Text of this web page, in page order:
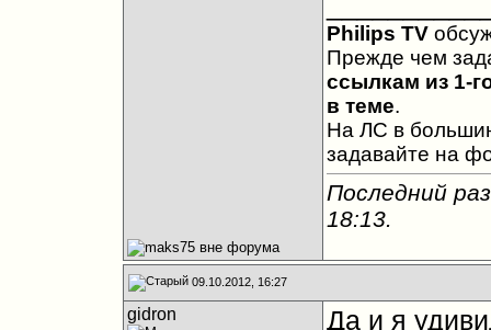
Philips TV
Прежде чем
ссылкам из 1-
в теме.
На ЛС в
задавайте на
Последний
18:13.
09.10.2012, 16:27
gidron Да и я